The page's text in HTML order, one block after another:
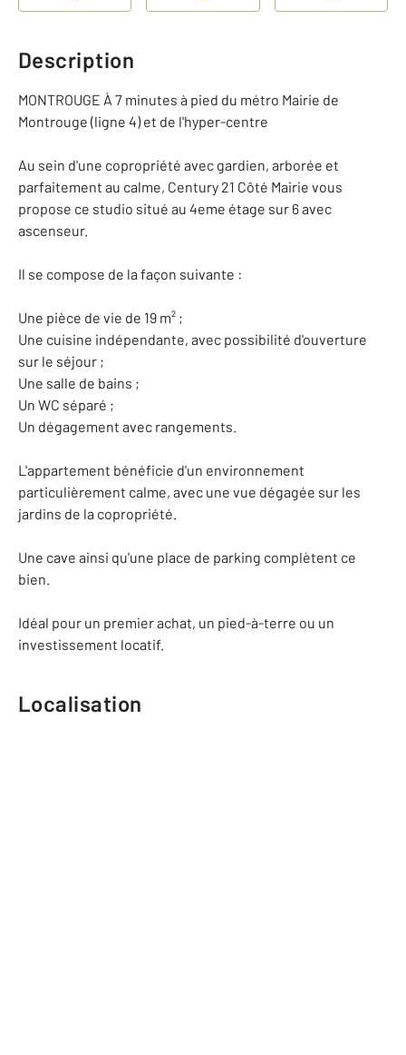
Description
MONTROUGE À 7 minutes à pied du métro Mairie de
Montrouge (ligne 4) et de l'hyper-centre
Au sein d'une copropriété avec gardien, arborée et
parfaitement au calme, Century 21 Côté Mairie vous
propose ce studio situé au 4eme étage sur 6 avec
ascenseur.
Il se compose de la façon suivante :
Une pièce de vie de 19 m² ;
Une cuisine indépendante, avec possibilité d'ouverture
sur le séjour ;
Une salle de bains ;
Un WC séparé ;
Un dégagement avec rangements.
L'appartement bénéficie d'un environnement
particulièrement calme, avec une vue dégagée sur les
jardins de la copropriété.
Une cave ainsi qu'une place de parking complètent ce
bien.
Idéal pour un premier achat, un pied-à-terre ou un
investissement locatif.
Localisation